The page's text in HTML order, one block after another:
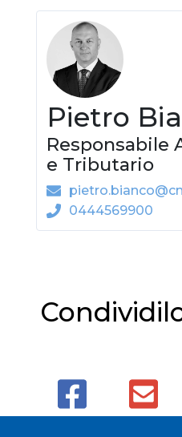
Pietro
Responsabile
e Tributario
0444569900